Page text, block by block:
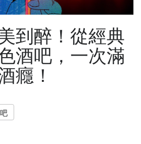
到醉！從經典
酒吧，一次滿
癮！